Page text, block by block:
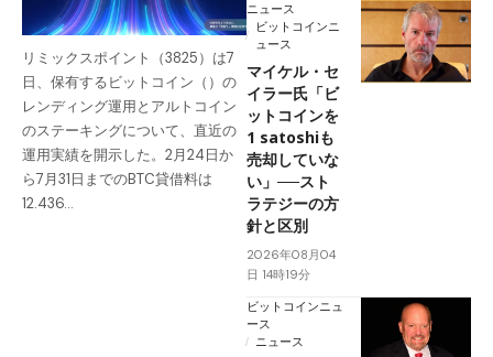
リミックスポイント（3825）は7
日、保有するビットコイン（）の
レンディング運用とアルトコイン
のステーキングについて、直近の
運用実績を開示した。2月24日か
ら7月31日までのBTC貸借料は
12.436…
ニュース
ビットコインニ
ュース
マイケル・セ
イラー氏「ビ
ットコインを
1 satoshiも
売却していな
い」──スト
ラテジーの方
針と区別
2026年08月04
日 14時19分
ビットコインニュ
ース
ニュース